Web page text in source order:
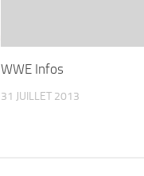
WWE Infos
31 JUILLET 2013